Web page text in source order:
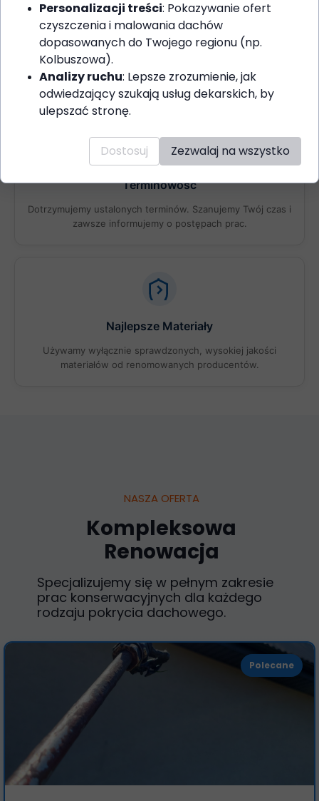
Certyfikowani Specjaliści
Nasz zespół to wykwalifikowani fachowcy z wieloletnim
doświadczeniem w branży dekarskiej.
Terminowość
Dotrzymujemy ustalonych terminów. Szanujemy Twój czas i
zawsze informujemy o postępach prac.
Najlepsze Materiały
Używamy wyłącznie sprawdzonych, wysokiej jakości
materiałów od renomowanych producentów.
NASZA OFERTA
Kompleksowa
Renowacja
Specjalizujemy się w pełnym zakresie
prac konserwacyjnych dla każdego
rodzaju pokrycia dachowego.
Polecane
Personalizacji treści: Pokazywanie ofert
czyszczenia i malowania dachów
dopasowanych do Twojego regionu (np.
Kolbuszowa).
Analizy ruchu: Lepsze zrozumienie, jak
odwiedzający szukają usług dekarskich, by
ulepszać stronę.
Dostosuj Zezwalaj na wszystko